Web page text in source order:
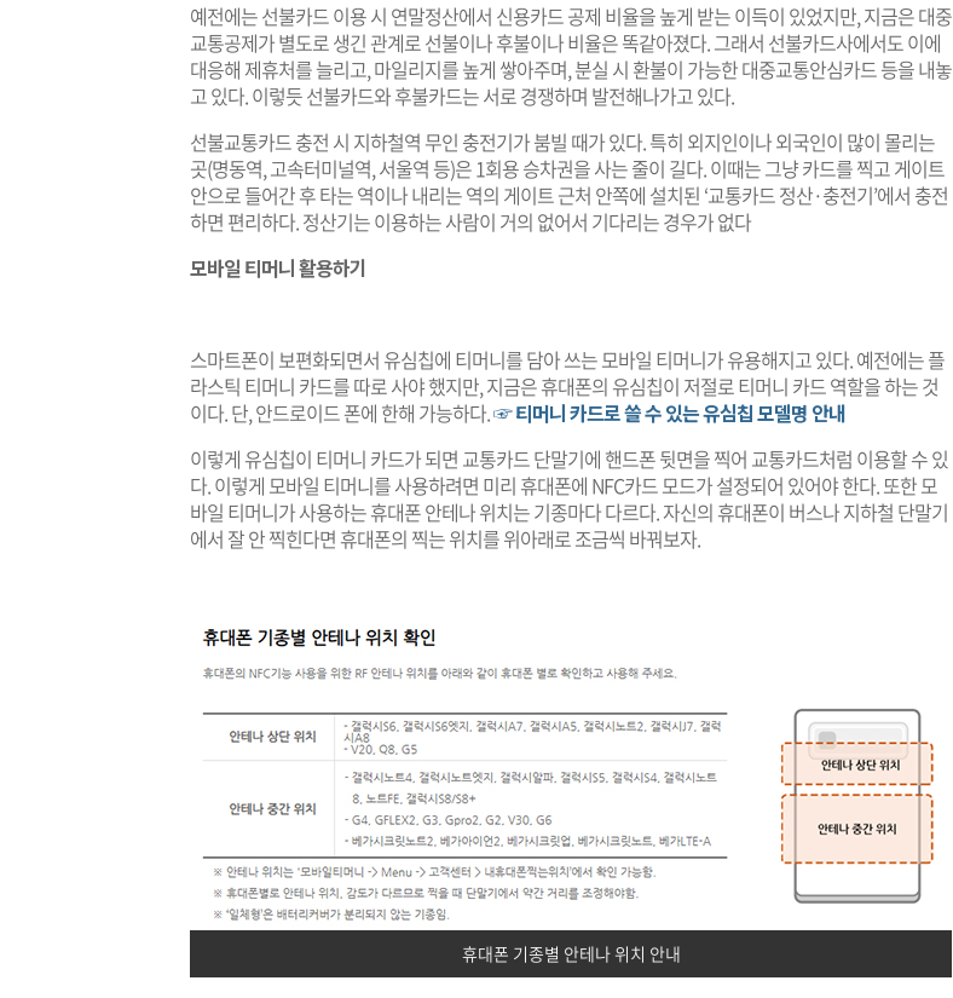
예전에는 선불카드 이용 시 연말정산에서 신용카드 공제 비율을 높게 받는 이득이 있었지만, 지금은 대중
교통공제가 별도로 생긴 관계로 선불이나 후불이나 비율은 똑같아졌다. 그래서 선불카드사에서도 이에
대응해 제휴처를 늘리고, 마일리지를 높게 쌓아주며, 분실 시 환불이 가능한 대중교통안심카드 등을 내놓
고 있다. 이렇듯 선불카드와 후불카드는 서로 경쟁하며 발전해나가고 있다.
선불교통카드 충전 시 지하철역 무인 충전기가 붐빌 때가 있다. 특히 외지인이나 외국인이 많이 몰리는
곳(명동역, 고속터미널역, 서울역 등)은 1회용 승차권을 사는 줄이 길다. 이때는 그냥 카드를 찍고 게이트
안으로 들어간 후 타는 역이나 내리는 역의 게이트 근처 안쪽에 설치된 ‘교통카드 정산·충전기’에서 충전
하면 편리하다. 정산기는 이용하는 사람이 거의 없어서 기다리는 경우가 없다
모바일 티머니 활용하기
스마트폰이 보편화되면서 유심칩에 티머니를 담아 쓰는 모바일 티머니가 유용해지고 있다. 예전에는 플
라스틱 티머니 카드를 따로 사야 했지만, 지금은 휴대폰의 유심칩이 저절로 티머니 카드 역할을 하는 것
이다. 단, 안드로이드 폰에 한해 가능하다.☞ 티머니 카드로 쓸 수 있는 유심칩 모델명 안내
이렇게 유심칩이 티머니 카드가 되면 교통카드 단말기에 핸드폰 뒷면을 찍어 교통카드처럼 이용할 수 있
다. 이렇게 모바일 티머니를 사용하려면 미리 휴대폰에 NFC카드 모드가 설정되어 있어야 한다. 또한 모
바일 티머니가 사용하는 휴대폰 안테나 위치는 기종마다 다르다. 자신의 휴대폰이 버스나 지하철 단말기
에서 잘 안 찍힌다면 휴대폰의 찍는 위치를 위아래로 조금씩 바꿔보자.
휴대폰 기종별 안테나 위치 안내